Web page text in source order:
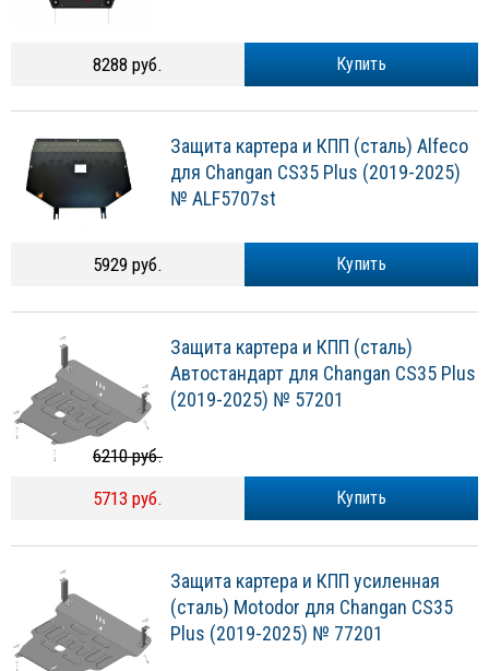
Купить
8288 руб.
Защита картера и КПП (сталь) Alfeco
для Changan CS35 Plus (2019-2025)
№ ALF5707st
Купить
5929 руб.
Защита картера и КПП (сталь)
Автостандарт для Changan CS35 Plus
(2019-2025) № 57201
Купить
6210 руб.
5713 руб.
Защита картера и КПП усиленная
(сталь) Motodor для Changan CS35
Plus (2019-2025) № 77201